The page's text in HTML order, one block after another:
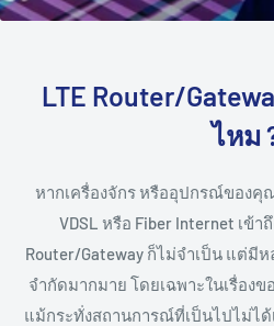
LTE Router/
ไหม
หากเครื่องจักร หรืออุปกรณ์ของ
VDSL หรือ Fiber Internet เข้า
Router/Gateway ก็ไม่จำเป็น แต่มี
จำกัดมากมาย โดยเฉพาะในเรื่อง
แม้กระทั่งสถานการณ์ที่เป็นไปไม่ได้